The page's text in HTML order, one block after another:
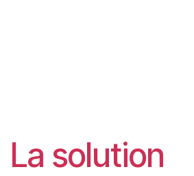
La solution